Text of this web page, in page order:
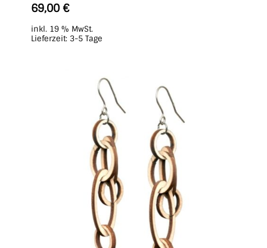
69,00 €
inkl. 19 % MwSt.
Lieferzeit: 3-5 Tage